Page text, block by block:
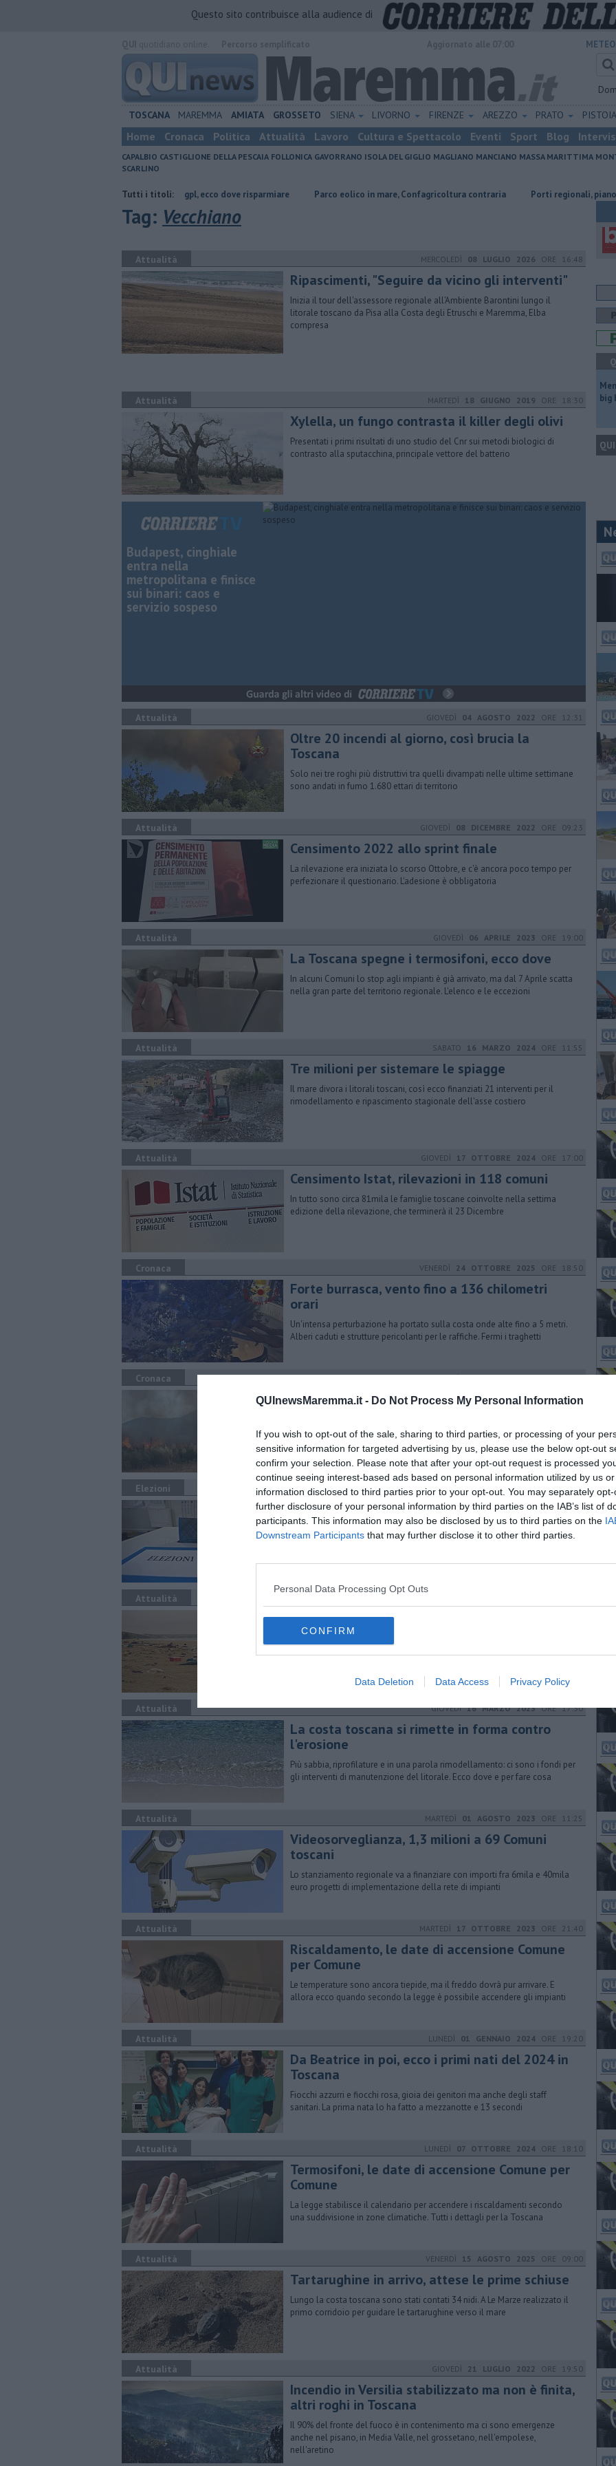
QUInewsMaremma.it - Do Not Process My Personal Information
If you wish to opt-out of the sale, sharing to third parties, or processing of your
sensitive information for targeted advertising by us, please use the below opt-out
confirm your selection. Please note that after your opt-out request is processed
continue seeing interest-based ads based on personal information utilized by us
information disclosed to third parties prior to your opt-out. You may separately
further disclosure of your personal information by third parties on the IAB’s list of
participants. This information may also be disclosed by us to third parties on the
Downstream Participants that may further disclose it to other third parties.
Personal Data Processing Opt Outs
CONFIRM
Data Deletion Data Access Privacy Policy
Questo sito contribuisce alla audience di
TOSCANA MAREMMA AMIATA GROSSETO SIENA LIVORNO FIRENZE AREZZO PRATO PISTOIA
Home Cronaca Politica Attualità Lavoro Cultura e Spettacolo Eventi Sport Blog
CAPALBIO CASTIGLIONE DELLA PESCAIA FOLLONICA GAVORRANO ISOLA DEL GIGLIO MAGLIANO MANCIANO MASSA MARITTIMA
SCARLINO
Tutti i titoli:
​Benzina, gasolio, gpl, ecco dove risparmiare Parco eolico in mare, Confagricoltura contraria Porti regionali, piano triennale da
Tag: Vecchiano
Attualità MERCOLEDÌ 08 LUGLIO 2026 ORE 16:48
Ripascimenti, "Seguire da vicino gli interventi"
Inizia il tour dell'assessore regionale all'Ambiente Barontini lungo il
litorale toscano da Pisa alla Costa degli Etruschi e Maremma, Elba
compresa
Attualità MARTEDÌ 18 GIUGNO 2019 ORE 18:30
Xylella, un fungo contrasta il killer degli olivi
Presentati i primi risultati di uno studio del Cnr sui metodi biologici di
contrasto alla sputacchina, principale vettore del batterio
Budapest, cinghiale
entra nella
metropolitana e finisce
sui binari: caos e
servizio sospeso
Attualità GIOVEDÌ 04 AGOSTO 2022 ORE 12:31
Oltre 20 incendi al giorno, così brucia la
Toscana
Solo nei tre roghi più distruttivi tra quelli divampati nelle ultime settimane
sono andati in fumo 1.680 ettari di territorio
Attualità GIOVEDÌ 08 DICEMBRE 2022 ORE 09:23
Censimento 2022 allo sprint finale
La rilevazione era iniziata lo scorso Ottobre, e c'è ancora poco tempo per
perfezionare il questionario. L'adesione è obbligatoria
Attualità GIOVEDÌ 06 APRILE 2023 ORE 19:00
La Toscana spegne i termosifoni, ecco dove
In alcuni Comuni lo stop agli impianti è già arrivato, ma dal 7 Aprile scatta
nella gran parte del territorio regionale. L'elenco e le eccezioni
Attualità SABATO 16 MARZO 2024 ORE 11:55
Tre milioni per sistemare le spiagge
Il mare divora i litorali toscani, così ecco finanziati 21 interventi per il
rimodellamento e ripascimento stagionale dell'asse costiero
Attualità GIOVEDÌ 17 OTTOBRE 2024 ORE 17:00
Censimento Istat, rilevazioni in 118 comuni
In tutto sono circa 81mila le famiglie toscane coinvolte nella settima
edizione della rilevazione, che terminerà il 23 Dicembre
Cronaca VENERDÌ 24 OTTOBRE 2025 ORE 18:50
Forte burrasca, vento fino a 136 chilometri
orari
Un'intensa perturbazione ha portato sulla costa onde alte fino a 5 metri.
Alberi caduti e strutture pericolanti per le raffiche. Fermi i traghetti
Cronaca VENERDÌ23 GIUGNO 2017ORE 18:50
Incendi e siccità, Toscana in emergenza
incendi diversi. Situazione critica nel grossetano, alcuni roghi sono dolosi
Elezioni GIOVEDÌ 02 SETTEMBRE 2021ORE 00:28
Elezioni comunali 2021, disposizioni per la
propaganda elettorale
In Toscana sono interessati 31 comuni per eleggere i nuovi sindaci. Le
Attualità
Dopo le vacanze, i rifiuti sulla spiaggia
Attualità GIOVEDÌ16 MARZO 2023ORE 17:30
La costa toscana si rimette in forma contro
l'erosione
Più sabbia, riprofilature e in una parola rimodellamento: ci sono i fondi per
gli interventi di manutenzione del litorale. Ecco dove e per fare cosa
Attualità MARTEDÌ 01 AGOSTO 2023 ORE 11:25
Videosorveglianza, 1,3 milioni a 69 Comuni
toscani
Lo stanziamento regionale va a finanziare con importi fra 6mila e 40mila
euro progetti di implementazione della rete di impianti
Attualità MARTEDÌ 17 OTTOBRE 2023 ORE 21:40
Riscaldamento, le date di accensione Comune
per Comune
Le temperature sono ancora tiepide, ma il freddo dovrà pur arrivare. E
allora ecco quando secondo la legge è possibile accendere gli impianti
Attualità LUNEDÌ 01 GENNAIO 2024 ORE 19:20
Da Beatrice in poi, ecco i primi nati del 2024 in
Toscana
Fiocchi azzurri e fiocchi rosa, gioia dei genitori ma anche degli staff
sanitari. La prima nata lo ha fatto a mezzanotte e 13 secondi
Attualità LUNEDÌ 07 OTTOBRE 2024 ORE 18:10
Termosifoni, le date di accensione Comune per
Comune
La legge stabilisce il calendario per accendere i riscaldamenti secondo
una suddivisione in zone climatiche. Tutti i dettagli per la Toscana
Attualità VENERDÌ 15 AGOSTO 2025 ORE 09:00
Tartarughine in arrivo, attese le prime schiuse
Lungo la costa toscana sono stati contati 34 nidi. A Le Marze realizzato il
primo corridoio per guidare le tartarughine verso il mare
Attualità GIOVEDÌ 21 LUGLIO 2022 ORE 19:50
Incendio in Versilia stabilizzato ma non è finita,
altri roghi in Toscana
Il 90% del fronte del fuoco è in contenimento ma ci sono emergenze
anche nel pisano, in Media Valle, nel grossetano, nell'empolese,
nell'aretino
big
QUI